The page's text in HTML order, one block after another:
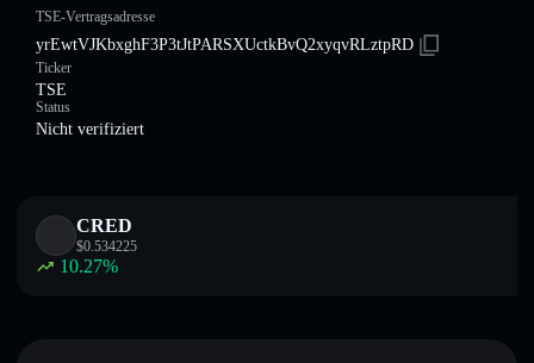
TSE-Vertragsadresse
yrEwtVJKbxghF3P3tJtPARSXUctkBvQ2xyqvRLztpRD
Ticker
TSE
Status
Nicht verifiziert
CRED
$0.534225
10.27%